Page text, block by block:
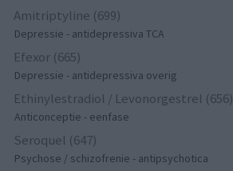
Amitriptyline (699)
Depressie - antidepressiva TCA
Efexor (665)
Depressie - antidepressiva overig
Ethinylestradiol / Levonorgestrel (656)
Anticonceptie - eenfase
Seroquel (647)
Psychose / schizofrenie - antipsychotica